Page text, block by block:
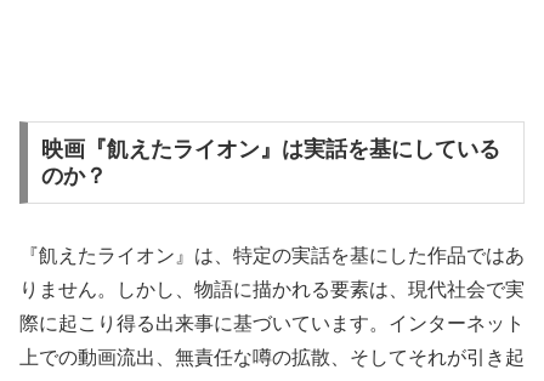
映画『飢えたライオン』は実話を基にしている
のか？
『飢えたライオン』は、特定の実話を基にした作品ではあ
りません。しかし、物語に描かれる要素は、現代社会で実
際に起こり得る出来事に基づいています。インターネット
上での動画流出、無責任な噂の拡散、そしてそれが引き起